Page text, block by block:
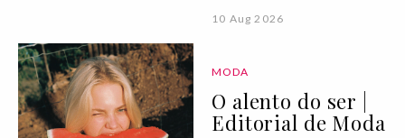
10 Aug 2026
MODA
O alento do ser |
Editorial de Moda